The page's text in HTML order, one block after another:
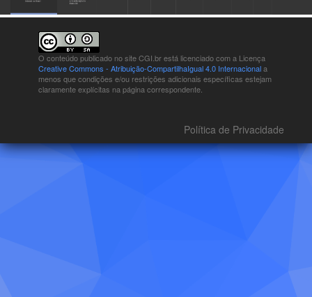
O conteúdo publicado no site CGI.br está licenciado com a Licença
Creative Commons - Atribuição-CompartilhaIgual 4.0 Internacionala
menos que condições e/ou restrições adicionais específicas estejam
claramente explícitas na página correspondente.
Política de Privacidade